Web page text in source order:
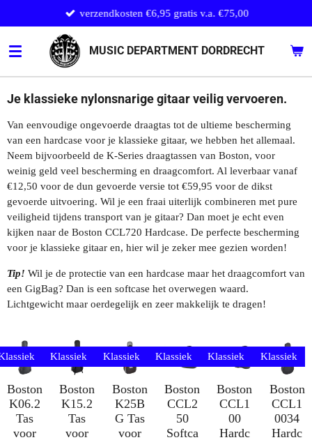
direct
naar
de
hoofdinhoud
MUSIC DEPARTMENT DORDRECHT
verzendkosten €6,95 gratis v.a. €75,00
Je klassieke nylonsnarige gitaar veilig vervoeren.
Van eenvoudige ongevoerde draagtas tot de ultieme bescherming
van een hardcase voor je klassieke gitaar, we hebben het allemaal.
Neem bijvoorbeeld de K-Series draagtassen van Boston, voor
weinig geld veel bescherming en draagcomfort. Al leverbaar vanaf
€12,50 voor de dun gevoerde versie tot €59,95 voor de dikst
gevoerde uitvoering. Wil je een fraai uiterlijk combineren met pure
veiligheid tijdens transport van je gitaar? Dan moet je echt even
kijken naar de Boston CCL720 Hardcase. De perfecte bescherming
voor je klassieke gitaar en, hier wil je zeker mee gezien worden!
Tip! Wil je de protectie van een hardcase maar het draagcomfort van
een GigBag? Dan is een softcase het overwegen waard.
Lichtgewicht maar oerdegelijk en zeer makkelijk te dragen!
Boston
K06.2
Tas
voor
Klassiek
Boston
K15.2
Tas
voor
Klassiek
Boston
K25B
G Tas
voor
Klassiek
Boston
CCL2
50
Softca
Klassiek
Boston
CCL1
00
Hardc
Klassiek
Boston
CCL1
0034
Hardc